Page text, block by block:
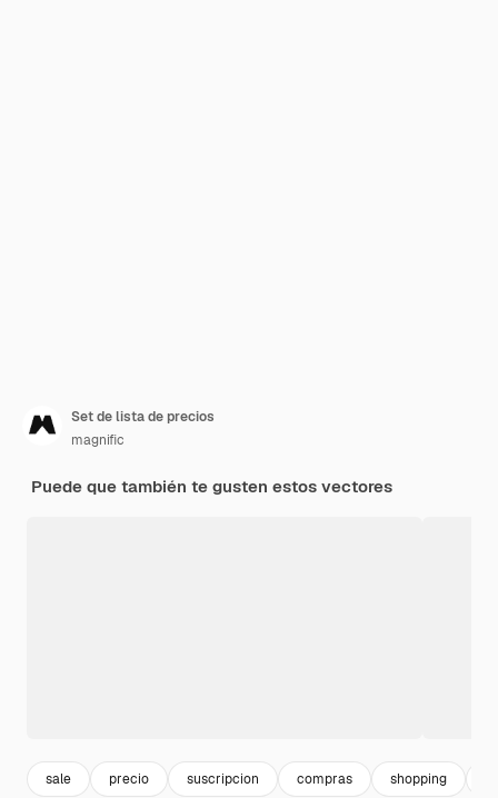
Set de lista de precios
magnific
Puede que también te gusten estos vectores
sale precio suscripcion compras shopping